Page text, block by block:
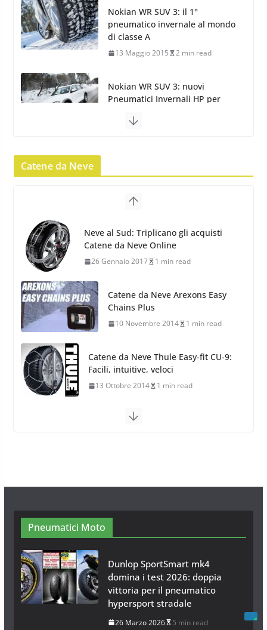
Nokian WR SUV 3: nuovi
Pneumatici Invernali HP per
condizioni invernali difficili
23 Aprile 2013 9 min read
Yokohama Geolandar G073: nuovi pneumatici
invernali SUV
2 min read
17 Febbraio 2022 6 min read
Stagioni 2022
17 Febbraio 2022
Catene da Neve
Catene da Neve Arexons Easy
Chains Plus
10 Novembre 2014 1 min read
Catene da Neve Thule Easy-fit CU-9:
Facili, intuitive, veloci
13 Ottobre 2014 1 min read
Calze da Neve Arexocks by
Arexons
26 Ottobre 2013 1 min read
Calze da Neve per Auto 2025:
26 Gennaio 2017
Pneumatici Moto
Dunlop SportSmart mk4
domina i test 2026: doppia
vittoria per il pneumatico
hypersport stradale
26 Marzo 2026 5 min read